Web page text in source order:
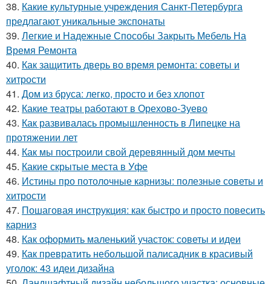
38. Какие культурные учреждения Санкт-Петербурга
предлагают уникальные экспонаты
39. Легкие и Надежные Способы Закрыть Мебель На
Время Ремонта
40. Как защитить дверь во время ремонта: советы и
хитрости
41. Дом из бруса: легко, просто и без хлопот
42. Какие театры работают в Орехово-Зуево
43. Как развивалась промышленность в Липецке на
протяжении лет
44. Как мы построили свой деревянный дом мечты
45. Какие скрытые места в Уфе
46. Истины про потолочные карнизы: полезные советы и
хитрости
47. Пошаговая инструкция: как быстро и просто повесить
карниз
48. Как оформить маленький участок: советы и идеи
49. Как превратить небольшой палисадник в красивый
уголок: 43 идеи дизайна